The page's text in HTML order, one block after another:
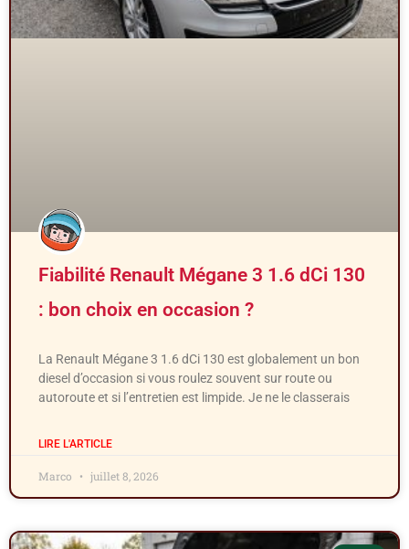
Fiabilité Renault Mégane 3 1.6 dCi 130
: bon choix en occasion ?
La Renault Mégane 3 1.6 dCi 130 est globalement un bon
diesel d’occasion si vous roulez souvent sur route ou
autoroute et si l’entretien est limpide. Je ne le classerais
LIRE L'ARTICLE
Marco juillet 8, 2026